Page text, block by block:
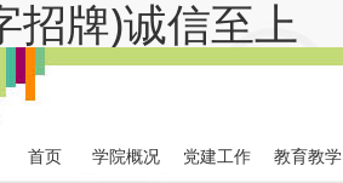
招牌)诚信至上
首页 学院概况 党建工作 教育教学